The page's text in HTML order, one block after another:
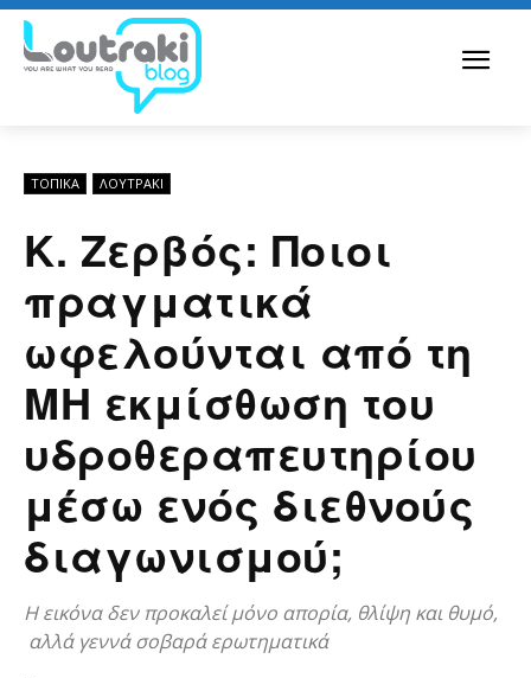
ΤΟΠΙΚΑ ΛΟΥΤΡΆΚΙ
Κ. Ζερβός: Ποιοι
πραγματικά
ωφελούνται από τη
ΜΗ εκμίσθωση του
υδροθεραπευτηρίου
μέσω ενός διεθνούς
διαγωνισμού;
Η εικόνα δεν προκαλεί μόνο απορία, θλίψη και θυμό,
αλλά γεννά σοβαρά ερωτηματικά